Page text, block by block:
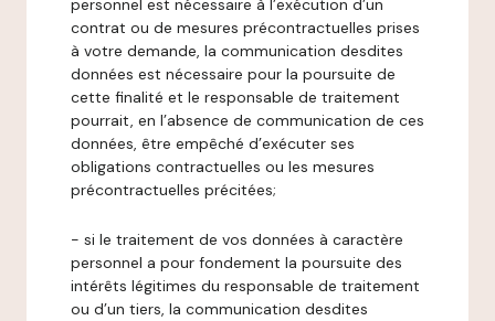
personnel est nécessaire à l’exécution d’un
contrat ou de mesures précontractuelles prises
à votre demande, la communication desdites
données est nécessaire pour la poursuite de
cette finalité et le responsable de traitement
pourrait, en l’absence de communication de ces
données, être empêché d’exécuter ses
obligations contractuelles ou les mesures
précontractuelles précitées;
- si le traitement de vos données à caractère
personnel a pour fondement la poursuite des
intérêts légitimes du responsable de traitement
ou d’un tiers, la communication desdites